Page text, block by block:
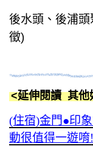
後水頭、後浦
徵)
<延伸閱讀 其他
(住宿)金門●印
動很值得一遊唷!